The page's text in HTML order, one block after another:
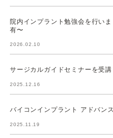
院内インプラント勉強会を行い
有〜
2026.02.10
サージカルガイドセミナーを受講
2025.12.16
バイコンインプラント アドバン
2025.11.19